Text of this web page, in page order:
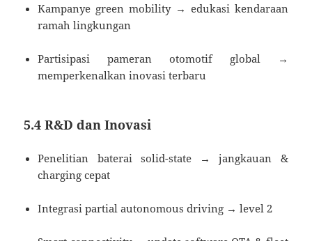
Kampanye green mobility → edukasi kendaraan
ramah lingkungan
Partisipasi pameran otomotif global →
memperkenalkan inovasi terbaru
5.4 R&D dan Inovasi
Penelitian baterai solid-state → jangkauan &
charging cepat
Integrasi partial autonomous driving → level 2